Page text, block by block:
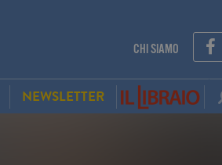
CHI SIAMO
NEWSLETTER